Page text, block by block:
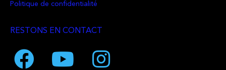
Politique de confidentialité
RESTONS EN CONTACT